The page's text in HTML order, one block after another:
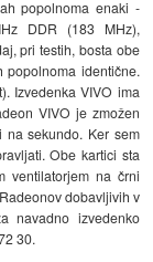
popolnoma enaki -
DDR (183 MHz),
pri testih, bosta obe
popolnoma identične.
Izvedenka VIVO ima
VIVO je zmožen
na sekundo. Ker sem
Obe kartici sta
ventilatorjem na črni
dobavljivih v
navadno izvedenko
30.